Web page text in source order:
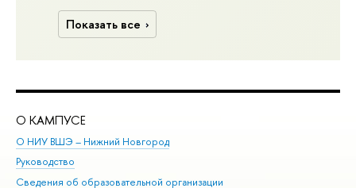
Показать все
О КАМПУСЕ
О НИУ ВШЭ – Нижний Новгород
Руководство
Сведения об образовательной организации